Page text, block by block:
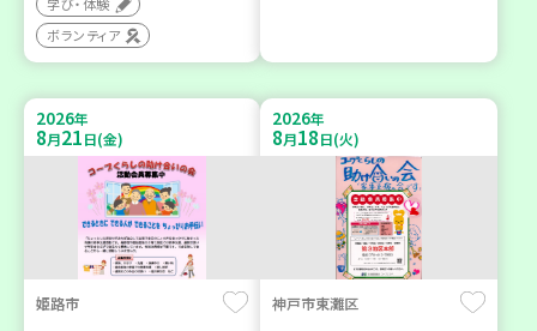
学び・体験
ボランティア
2026年
8月21日(金)
姫路市
2026年
8月18日(火)
神戸市東灘区